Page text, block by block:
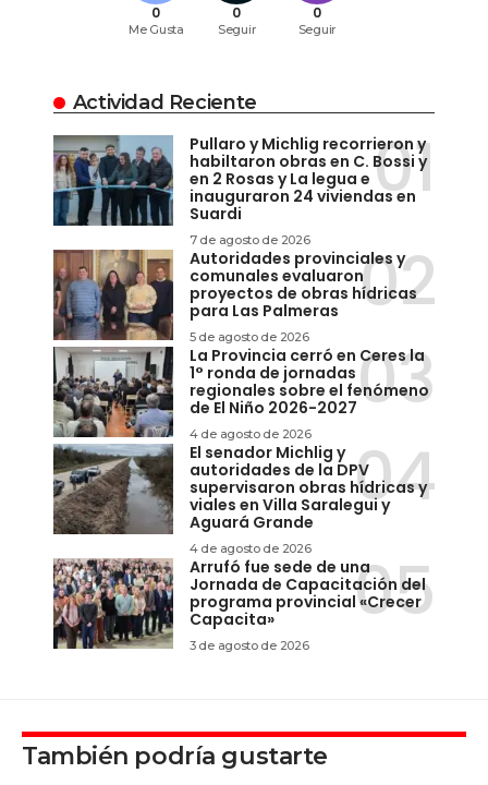
0
Me Gusta
0
Seguir
0
Seguir
Actividad Reciente
Pullaro y Michlig recorrieron y
habiltaron obras en C. Bossi y
en 2 Rosas y La legua e
inauguraron 24 viviendas en
Suardi
7 de agosto de 2026
Autoridades provinciales y
comunales evaluaron
proyectos de obras hídricas
para Las Palmeras
5 de agosto de 2026
La Provincia cerró en Ceres la
1° ronda de jornadas
regionales sobre el fenómeno
de El Niño 2026-2027
4 de agosto de 2026
El senador Michlig y
autoridades de la DPV
supervisaron obras hídricas y
viales en Villa Saralegui y
Aguará Grande
4 de agosto de 2026
Arrufó fue sede de una
Jornada de Capacitación del
programa provincial «Crecer
Capacita»
3 de agosto de 2026
También podría gustarte